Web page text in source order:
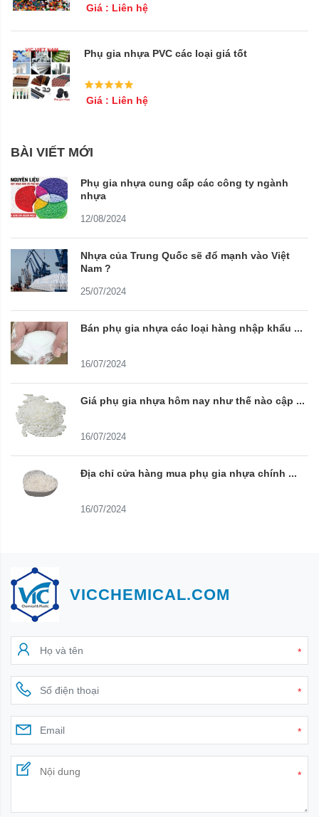
Giá : Liên hệ
Phụ gia nhựa PVC các loại giá tốt
Giá : Liên hệ
BÀI VIẾT MỚI
Phụ gia nhựa cung cấp các công ty ngành
nhựa
12/08/2024
Nhựa của Trung Quốc sẽ đổ mạnh vào Việt
Nam ?
25/07/2024
Bán phụ gia nhựa các loại hàng nhập khẩu ...
16/07/2024
Giá phụ gia nhựa hôm nay như thế nào cập ...
16/07/2024
Địa chỉ cửa hàng mua phụ gia nhựa chính ...
16/07/2024
VICCHEMICAL.COM
*
*
*
*